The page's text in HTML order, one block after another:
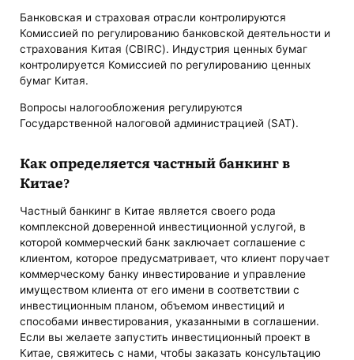
Банковская и страховая отрасли контролируются
Комиссией по регулированию банковской деятельности и
страхования Китая (CBIRC). Индустрия ценных бумаг
контролируется Комиссией по регулированию ценных
бумаг Китая.
Вопросы налогообложения регулируются
Государственной налоговой администрацией (SAT).
Как определяется частный банкинг в
Китае?
Частный банкинг в Китае является своего рода
комплексной доверенной инвестиционной услугой, в
которой коммерческий банк заключает соглашение с
клиентом, которое предусматривает, что клиент поручает
коммерческому банку инвестирование и управление
имуществом клиента от его имени в соответствии с
инвестиционным планом, объемом инвестиций и
способами инвестирования, указанными в соглашении.
Если вы желаете запустить инвестиционный проект в
Китае, свяжитесь с нами, чтобы заказать консультацию